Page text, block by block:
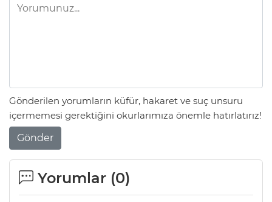
Gönderilen yorumların küfür, hakaret ve suç unsuru
içermemesi gerektiğini okurlarımıza önemle hatırlatırız!
Gönder
Yorumlar (0)